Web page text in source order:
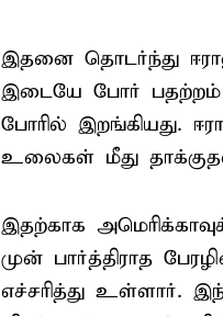
இதனை தொடர்ந்து
இடையே போர் பதற்றம்
போரில் இறங்கியது.
உலைகள் மீது
இதற்காக
முன் பார்த்திராத
எச்சரித்து உள்ளார்.